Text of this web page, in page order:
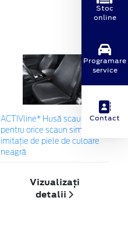
ACTIVline* Husă scaun ,
pentru orice scaun simplu,
imitație de piele de culoare
neagră
Vizualizați
detalii
Stoc
online
Programare
service
Contact